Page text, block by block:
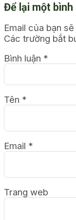
Để lại một bình
Email của bạn
Các trường bắt
Bình luận *
Tên *
Email *
Trang web